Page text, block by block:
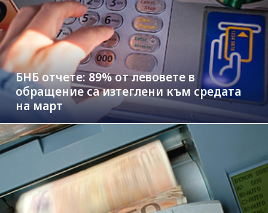
БНБ отчете: 89% от левовете в
обращение са изтеглени към средата
на март